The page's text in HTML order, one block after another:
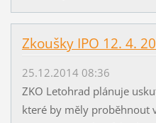
Zkoušky IPO 12. 4.
25.12.2014 08:36
ZKO Letohrad plánuje
které by měly proběhnout